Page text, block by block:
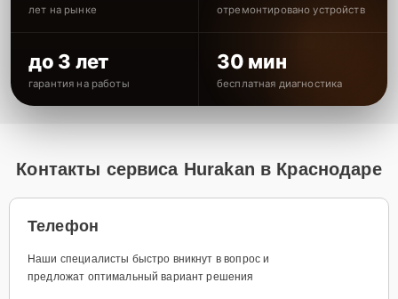
лет на рынке отремонтировано устройств
до 3 лет
гарантия на работы
30 мин
бесплатная диагностика
Контакты сервиса Hurakan в Краснодаре
Телефон
Наши специалисты быстро вникнут в вопрос и
предложат оптимальный вариант решения